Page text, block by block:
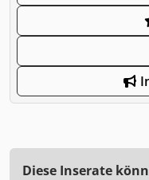
Diese Inserate